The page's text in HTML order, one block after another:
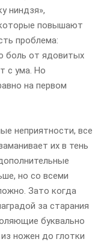
ниндзя»,
которые повышают
проблема:
боль от ядовитых
с ума. Но
на первом
неприятности, все
их в тень
но со всеми
Зато когда
за старания
буквально
ножен до глотки